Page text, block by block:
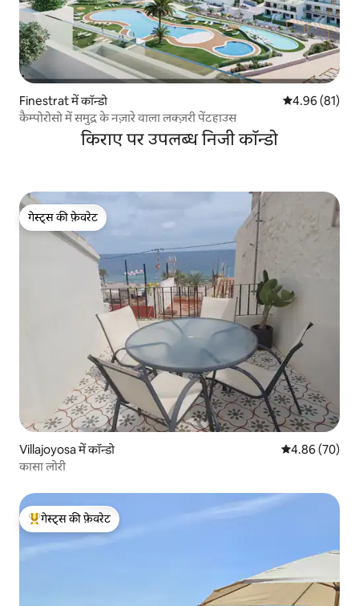
Finestrat में कॉन्डो औसत रेटिंग 5 में
4.96 (81)
कैम्पोरोसो में समुद्र के नज़ारे वाला लक्ज़री पेंटहाउस
किराए पर उपलब्ध निजी कॉन्डो
गेस्ट्स की फ़ेवरेट
गेस्ट्स की फ़ेवरेट
Villajoyosa में कॉन्डो औसत रेटिंग 5 में
4.86 (70)
कासा लोरी
गेस्ट्स का टॉप फ़ेवरेट
गेस्ट्स की फ़ेवरेट